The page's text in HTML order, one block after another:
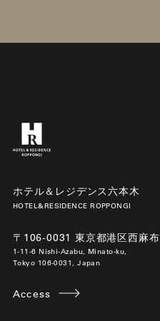
ホテル＆レジデンス六本木
HOTEL&RESIDENCE ROPPONGI
〒106-0031 東京都港区西麻
1-11-6 Nishi-Azabu, Minato-ku,
Tokyo 106-0031, Japan
Access